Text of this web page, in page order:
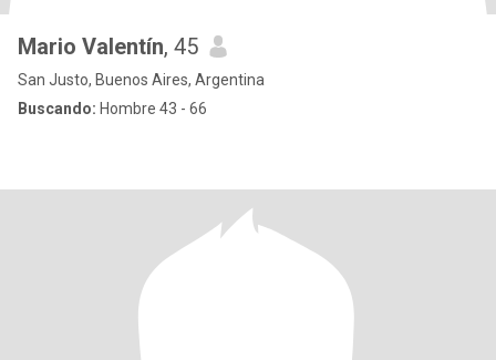
Mario Valentín, 45
San Justo, Buenos Aires, Argentina
Buscando: Hombre 43 - 66